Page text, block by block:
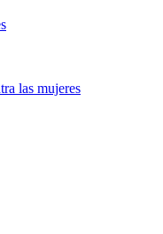
las mujeres